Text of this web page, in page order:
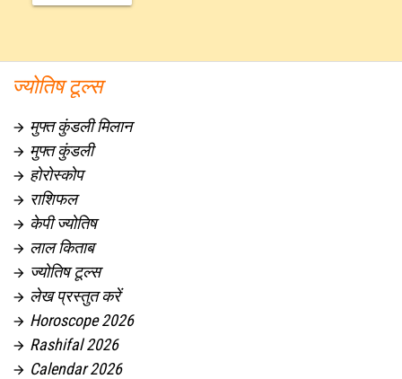
ज्योतिष टूल्स
 मुफ्त कुंडली मिलान
 मुफ्त कुंडली
 होरोस्कोप
 राशिफल
 केपी ज्योतिष
 लाल किताब
 ज्योतिष टूल्स
 लेख प्रस्तुत करें
 Horoscope 2026
 Rashifal 2026
 Calendar 2026